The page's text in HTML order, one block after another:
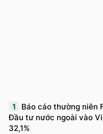
1
Báo cáo thường niên
Đầu tư nước ngoài vào
32,1%